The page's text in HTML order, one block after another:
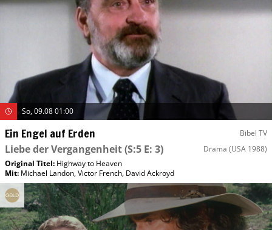
So, 09.08 01:00
Ein Engel auf Erden Bibel TV
Liebe der Vergangenheit(S:5 E: 3) Drama (USA 1988)
Original Titel: Highway to Heaven
Mit: Michael Landon,Victor French, David Ackroyd